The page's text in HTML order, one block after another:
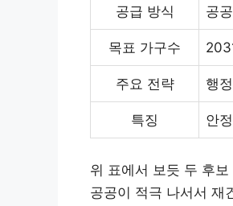
공급 방식 공
목표 가구수
주요 전략 행
특징 안
위 표에서 보듯 두 후보
공공이 적극 나서서 재